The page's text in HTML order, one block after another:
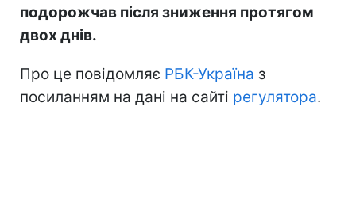
подорожчав після зниження протягом
двох днів.
Про це повідомляє РБК-Україна з
посиланням на дані на сайті регулятора.